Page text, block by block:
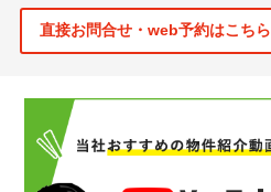
直接お問合せ・web予約はこちら